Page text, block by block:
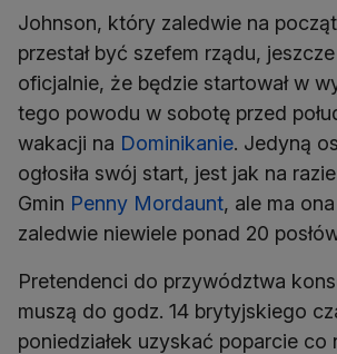
Johnson, który zaledwie na
przestał być szefem rządu, jeszcze
oficjalnie, że będzie startował w
tego powodu w sobotę przed
wakacji na Dominikanie. Jedyną
ogłosiła swój start, jest jak na
Gmin Penny Mordaunt, ale ma
zaledwie niewiele ponad 20
Pretendenci do przywództwa
muszą do godz. 14 brytyjskiego
poniedziałek uzyskać poparcie co